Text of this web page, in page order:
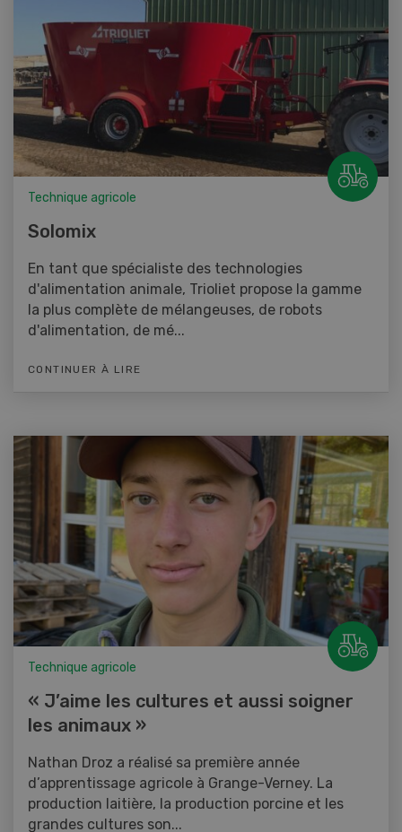
Technique agricole
Solomix
En tant que spécialiste des technologies
d'alimentation animale, Trioliet propose la gamme
la plus complète de mélangeuses, de robots
d'alimentation, de mé...
CONTINUER À LIRE
Technique agricole
« J’aime les cultures et aussi soigner
les animaux »
Nathan Droz a réalisé sa première année
d’apprentissage agricole à Grange-Verney. La
production laitière, la production porcine et les
grandes cultures son...